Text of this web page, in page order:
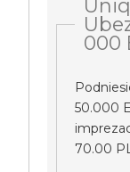
000
50.000
70.00